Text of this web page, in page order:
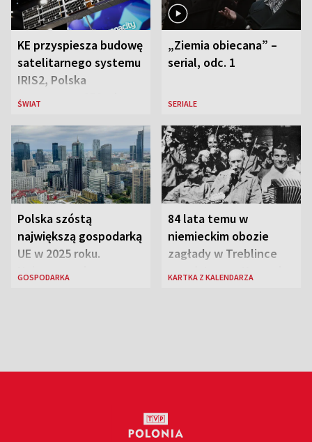
KE przyspiesza budowę
satelitarnego systemu
IRIS2, Polska
przeznaczy 656 mln
ŚWIAT
„Ziemia obiecana” –
serial, odc. 1
SERIALE
Polska szóstą
największą gospodarką
UE w 2025 roku.
Najnowsze dane
GOSPODARKA
84 lata temu w
niemieckim obozie
zagłady w Treblince
zmarł Janusz Korczak
KARTKA Z KALENDARZA